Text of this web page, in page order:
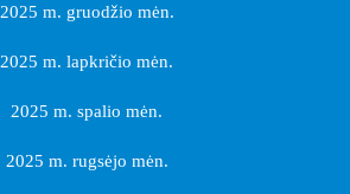
2025 m. gruodžio mėn.
2025 m. lapkričio mėn.
2025 m. spalio mėn.
2025 m. rugsėjo mėn.